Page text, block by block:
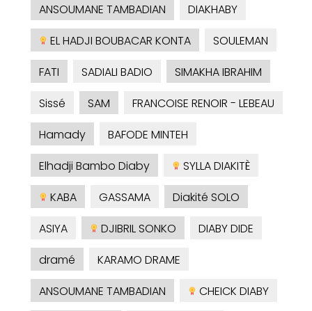
ANSOUMANE TAMBADIAN
DIAKHABY
EL HADJI BOUBACAR KONTA
SOULEMAN
FATI
SADIALI BADIO
SIMAKHA IBRAHIM
Sissé
SAM
FRANCOISE RENOIR - LEBEAU
Hamady
BAFODE MINTEH
Elhadji Bambo Diaby
SYLLA DIAKITÈ
KABA
GASSAMA
Diakité SOLO
ASIYA
DJIBRIL SONKO
DIABY DIDE
dramé
KARAMO DRAME
ANSOUMANE TAMBADIAN
CHEICK DIABY